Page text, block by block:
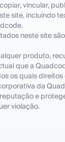
vincular,
site, incluindo
neste site
produto,
que a
os quais
da
e
violação.